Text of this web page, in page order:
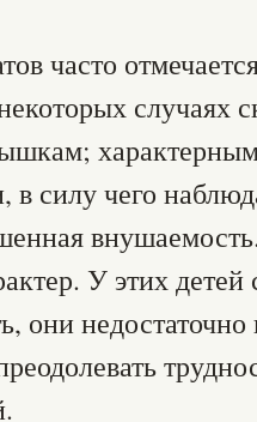
часто
случаях
характерным
в силу чего
У этих
они